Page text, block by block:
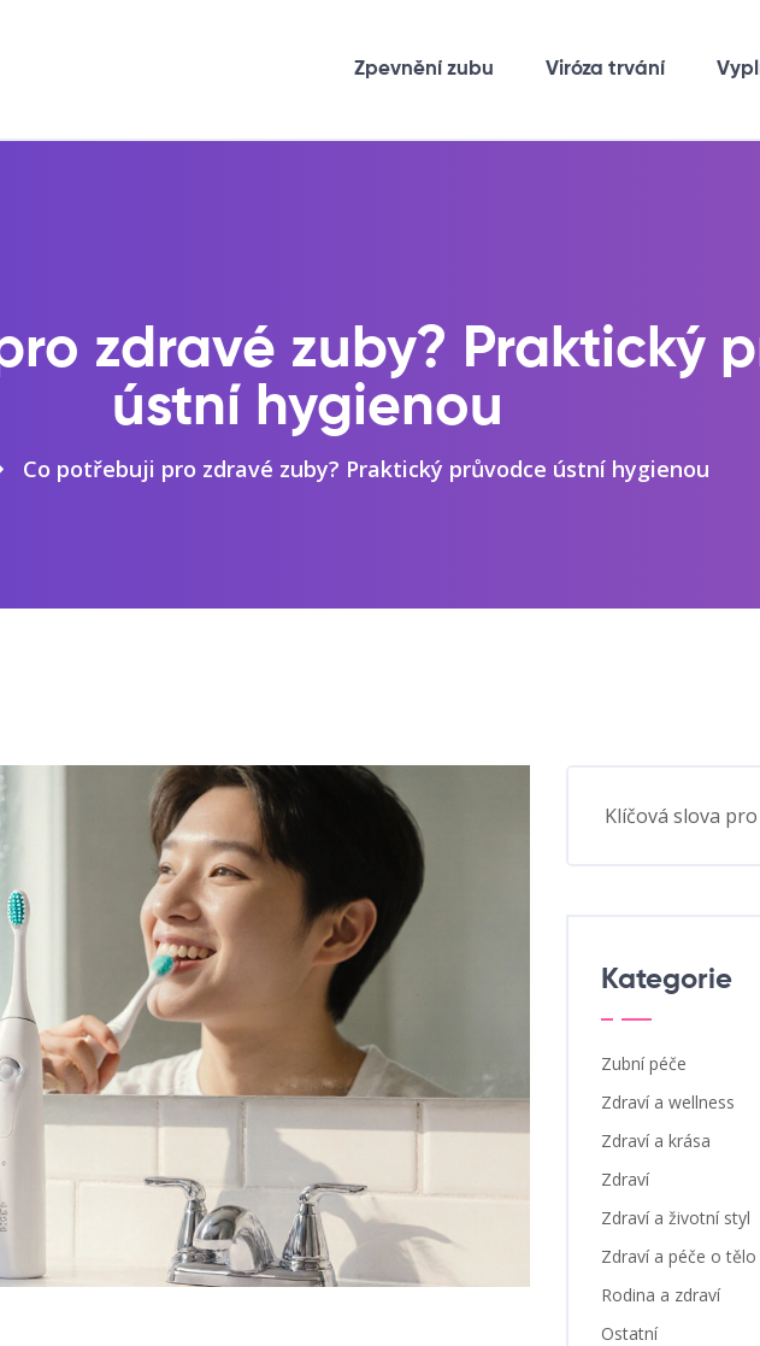
Zpevnění zubu Viróza trvání
zdravé zuby? Praktický
ústní hygienou
Co potřebuji pro zdravé zuby? Praktický průvodce ústní hygienou
Kategorie
Zubní péče
Zdraví a wellness
Zdraví a krása
Zdraví
Zdraví a životní styl
Zdraví a péče o tělo
Rodina a zdraví
Ostatní